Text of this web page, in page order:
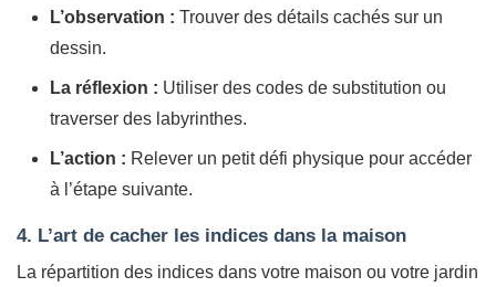
L’observation : Trouver des détails cachés sur un
dessin.
La réflexion : Utiliser des codes de substitution ou
traverser des labyrinthes.
L’action : Relever un petit défi physique pour accéder
à l’étape suivante.
4. L’art de cacher les indices dans la maison
La répartition des indices dans votre maison ou votre jardin